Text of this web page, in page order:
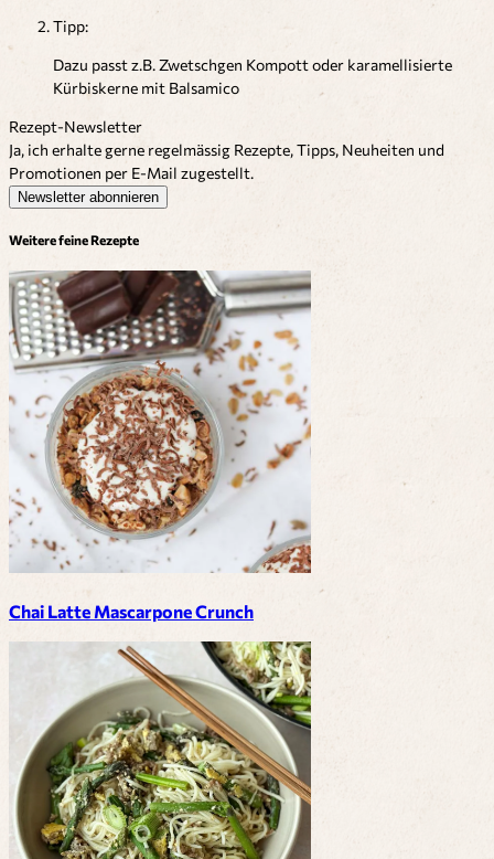
Tipp:
Dazu passt z.B. Zwetschgen Kompott oder karamellisierte
Kürbiskerne mit Balsamico
Rezept-Newsletter
Ja, ich erhalte gerne regelmässig Rezepte, Tipps, Neuheiten und
Promotionen per E-Mail zugestellt.
Newsletter abonnieren
Weitere feine Rezepte
Chai Latte Mascarpone Crunch